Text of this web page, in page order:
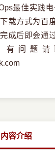
最佳实践
载方式为百
成后即会通
有问题请
内容介绍